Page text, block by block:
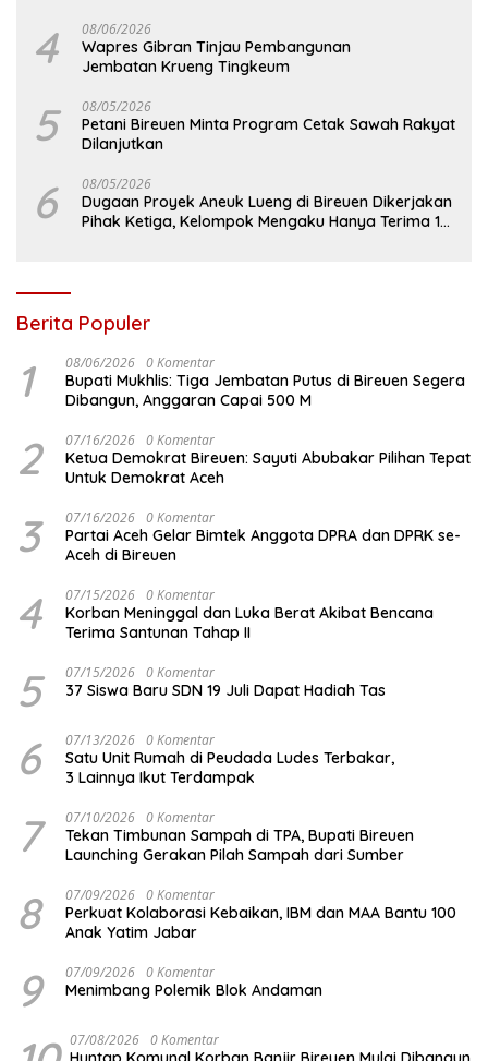
4 08/06/2026
Wapres Gibran Tinjau Pembangunan
Jembatan Krueng Tingkeum
5 08/05/2026
Petani Bireuen Minta Program Cetak Sawah Rakyat
Dilanjutkan
6 08/05/2026
Dugaan Proyek Aneuk Lueng di Bireuen Dikerjakan
Pihak Ketiga, Kelompok Mengaku Hanya Terima 10
Berita Populer
1 08/06/2026 0 Komentar
Bupati Mukhlis: Tiga Jembatan Putus di Bireuen Segera
Dibangun, Anggaran Capai 500 M
2 07/16/2026 0 Komentar
Ketua Demokrat Bireuen: Sayuti Abubakar Pilihan Tepat
Untuk Demokrat Aceh
3 07/16/2026 0 Komentar
Partai Aceh Gelar Bimtek Anggota DPRA dan DPRK se-
Aceh di Bireuen
4 07/15/2026 0 Komentar
Korban Meninggal dan Luka Berat Akibat Bencana
Terima Santunan Tahap II
5 07/15/2026 0 Komentar
37 Siswa Baru SDN 19 Juli Dapat Hadiah Tas
6 07/13/2026 0 Komentar
Satu Unit Rumah di Peudada Ludes Terbakar,
3 Lainnya Ikut Terdampak
7 07/10/2026 0 Komentar
Tekan Timbunan Sampah di TPA, Bupati Bireuen
Launching Gerakan Pilah Sampah dari Sumber
8 07/09/2026 0 Komentar
Perkuat Kolaborasi Kebaikan, IBM dan MAA Bantu 100
Anak Yatim Jabar
9 07/09/2026 0 Komentar
Menimbang Polemik Blok Andaman
07/08/2026 0 Komentar